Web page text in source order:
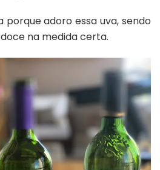
porque adoro essa uva, sendo
na medida certa.